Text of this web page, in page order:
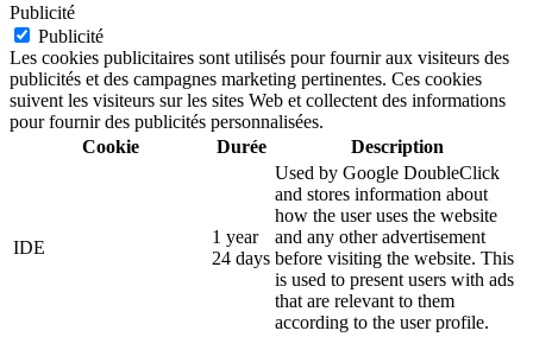
Publicité
Publicité
Les cookies publicitaires sont utilisés pour fournir aux visiteurs des
publicités et des campagnes marketing pertinentes. Ces cookies
suivent les visiteurs sur les sites Web et collectent des informations
pour fournir des publicités personnalisées.
Cookie
Durée Description
IDE
1 year
24 days
Used by Google DoubleClick
and stores information about
how the user uses the website
and any other advertisement
before visiting the website. This
is used to present users with ads
that are relevant to them
according to the user profile.